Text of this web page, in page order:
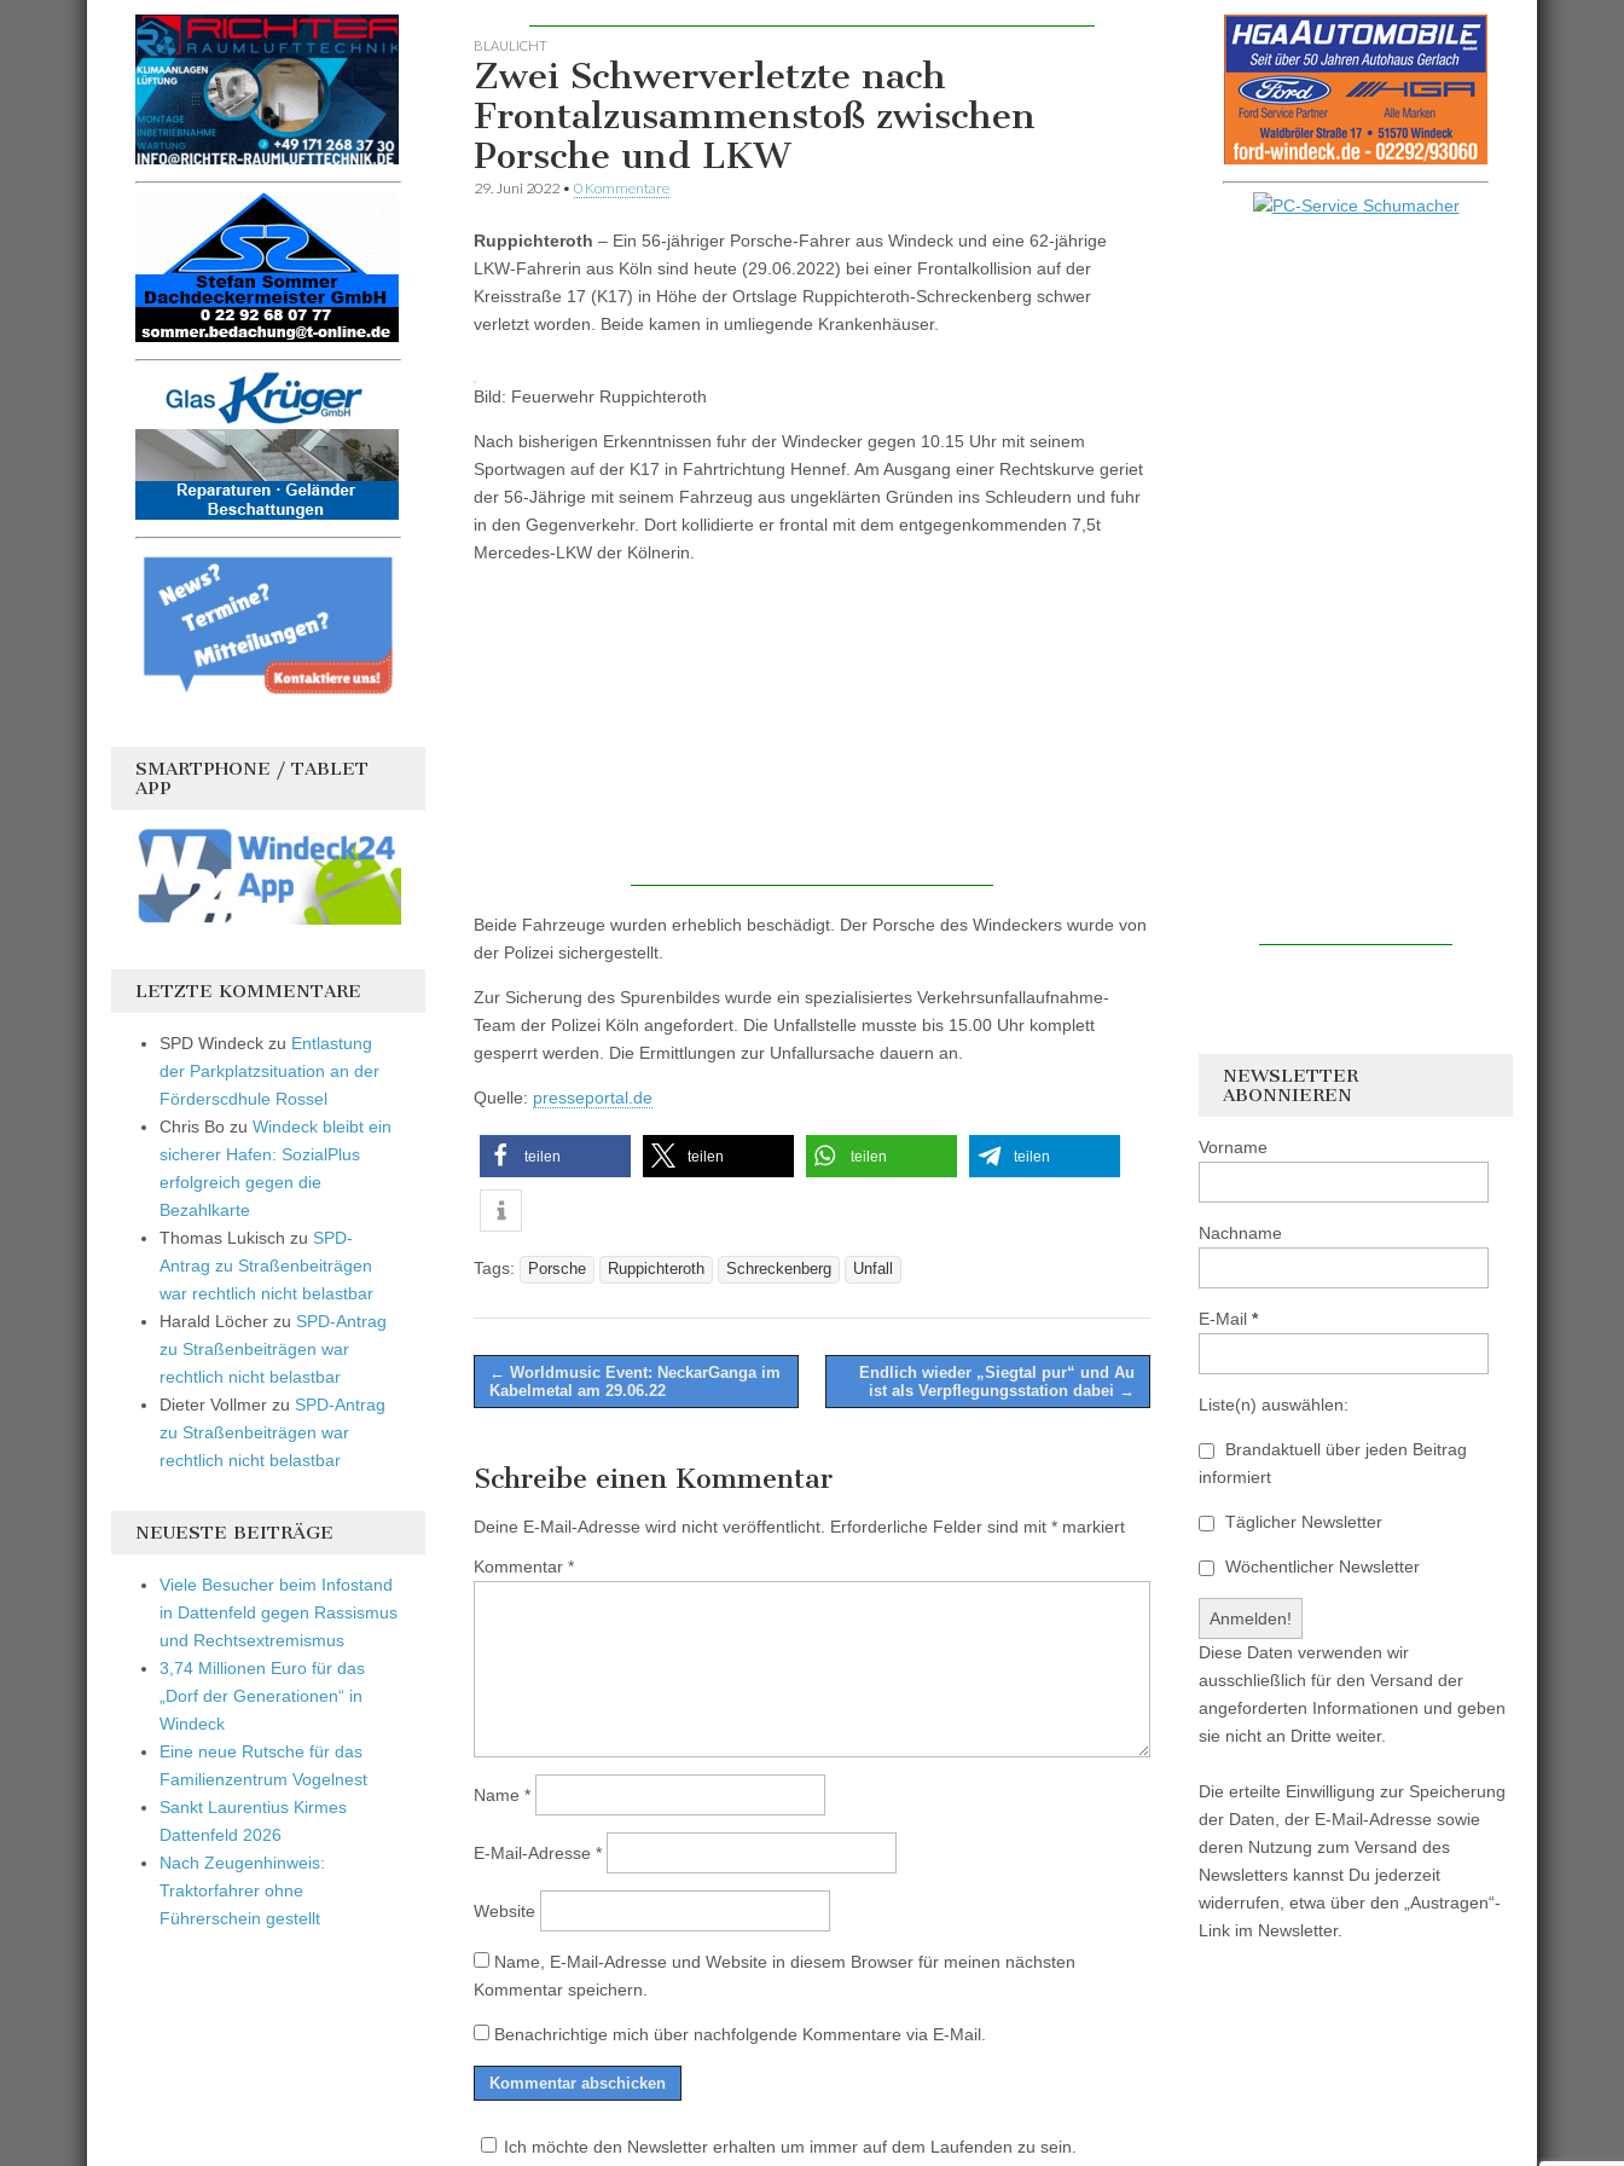
BLAULICHT
Zwei Schwerverletzte nach
Frontalzusammenstoß zwischen
Porsche und LKW
29. Juni 2022 • 0 Kommentare
Ruppichteroth – Ein 56-jähriger Porsche-Fahrer aus Windeck und eine 62-jährige
LKW-Fahrerin aus Köln sind heute (29.06.2022) bei einer Frontalkollision auf der
Kreisstraße 17 (K17) in Höhe der Ortslage Ruppichteroth-Schreckenberg schwer
verletzt worden. Beide kamen in umliegende Krankenhäuser.
Bild: Feuerwehr Ruppichteroth
Nach bisherigen Erkenntnissen fuhr der Windecker gegen 10.15 Uhr mit seinem
Sportwagen auf der K17 in Fahrtrichtung Hennef. Am Ausgang einer Rechtskurve geriet
der 56-Jährige mit seinem Fahrzeug aus ungeklärten Gründen ins Schleudern und fuhr
in den Gegenverkehr. Dort kollidierte er frontal mit dem entgegenkommenden 7,5t
Mercedes-LKW der Kölnerin.
Beide Fahrzeuge wurden erheblich beschädigt. Der Porsche des Windeckers wurde von
der Polizei sichergestellt.
Zur Sicherung des Spurenbildes wurde ein spezialisiertes Verkehrsunfallaufnahme-
Team der Polizei Köln angefordert. Die Unfallstelle musste bis 15.00 Uhr komplett
gesperrt werden. Die Ermittlungen zur Unfallursache dauern an.
Quelle: presseportal.de
teilen teilen teilen teilen
Tags: Porsche Ruppichteroth Schreckenberg Unfall
Post
navigation
← Worldmusic Event: NeckarGanga im
Kabelmetal am 29.06.22
Endlich wieder „Siegtal pur“ und Au
ist als Verpflegungsstation dabei →
Schreibe einen Kommentar
Deine E-Mail-Adresse wird nicht veröffentlicht. Erforderliche Felder sind mit * markiert
Kommentar *
Name *
E-Mail-Adresse *
Website
Name, E-Mail-Adresse und Website in diesem Browser für meinen nächsten
Kommentar speichern.
Benachrichtige mich über nachfolgende Kommentare via E-Mail.
Ich möchte den Newsletter erhalten um immer auf dem Laufenden zu sein.
SMARTPHONE / TABLET
APP
LETZTE KOMMENTARE
SPD Windeck zu Entlastung
der Parkplatzsituation an der
Förderscdhule Rossel
Chris Bo zu Windeck bleibt ein
sicherer Hafen: SozialPlus
erfolgreich gegen die
Bezahlkarte
Thomas Lukisch zu SPD-
Antrag zu Straßenbeiträgen
war rechtlich nicht belastbar
Harald Löcher zu SPD-Antrag
zu Straßenbeiträgen war
rechtlich nicht belastbar
Dieter Vollmer zu SPD-Antrag
zu Straßenbeiträgen war
rechtlich nicht belastbar
NEUESTE BEITRÄGE
Viele Besucher beim Infostand
in Dattenfeld gegen Rassismus
und Rechtsextremismus
3,74 Millionen Euro für das
„Dorf der Generationen“ in
Windeck
Eine neue Rutsche für das
Familienzentrum Vogelnest
Sankt Laurentius Kirmes
Dattenfeld 2026
Nach Zeugenhinweis:
Traktorfahrer ohne
Führerschein gestellt
NEWSLETTER
ABONNIEREN
Vorname
Nachname
E-Mail *
Liste(n) auswählen:
Brandaktuell über jeden Beitrag
informiert
Täglicher Newsletter
Wöchentlicher Newsletter
Diese Daten verwenden wir
ausschließlich für den Versand der
angeforderten Informationen und geben
sie nicht an Dritte weiter.
Die erteilte Einwilligung zur Speicherung
der Daten, der E-Mail-Adresse sowie
deren Nutzung zum Versand des
Newsletters kannst Du jederzeit
widerrufen, etwa über den „Austragen“-
Link im Newsletter.